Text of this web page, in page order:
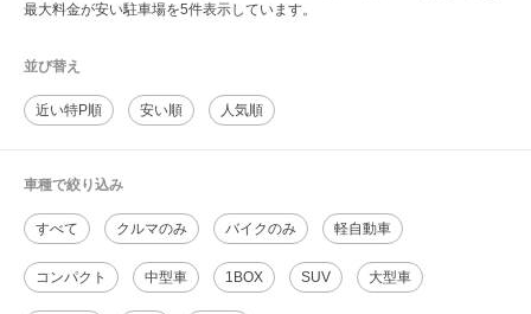
最大料金が安い駐車場を5件表示しています。
並び替え
近い特P順 安い順 人気順
車種で絞り込み
すべて クルマのみ バイクのみ 軽自動車
コンパクト 中型車 1BOX SUV 大型車